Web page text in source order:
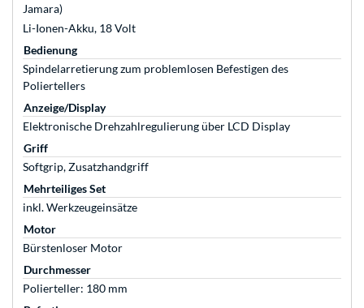
Jamara)
Li-Ionen-Akku, 18 Volt
Bedienung
Spindelarretierung zum problemlosen Befestigen des
Poliertellers
Anzeige/Display
Elektronische Drehzahlregulierung über LCD Display
Griff
Softgrip, Zusatzhandgriff
Mehrteiliges Set
inkl. Werkzeugeinsätze
Motor
Bürstenloser Motor
Durchmesser
Polierteller: 180 mm